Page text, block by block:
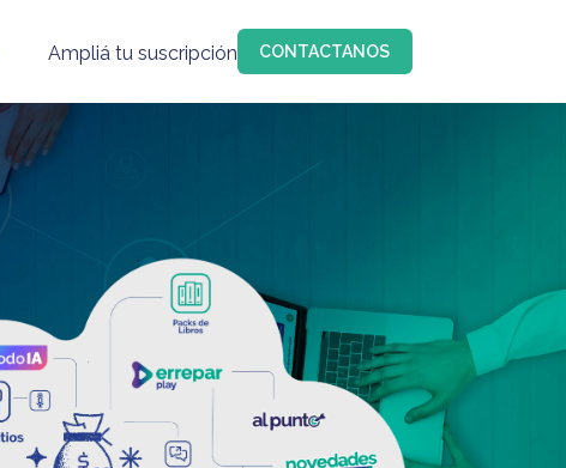
Ampliá tu suscripción CONTACTANOS